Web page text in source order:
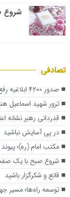
شروع
تصادفی
صدور ۴۲۰۰ ابلاغیه رفع نقص ایمنی کارگاه‌های سیستان‌وبلوچستان
ترور شهید اسماعیل
قدردانی رهبر نشانه
در پی آسایش نباشید
مکتب امام (ره)؛
شروع صبح با یک
قانع و شکرگزار باشید
توسعه راه‌ها؛ مسیر